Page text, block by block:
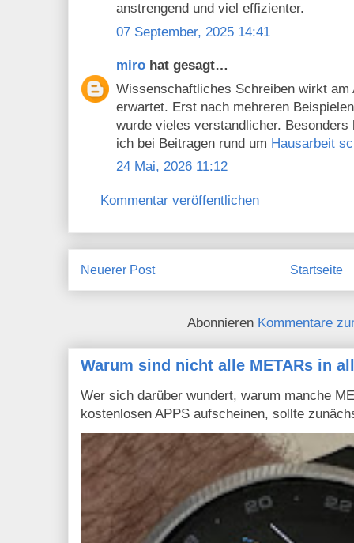
anstrengend und viel effizienter.
07 September, 2025 14:41
miro hat gesagt…
Wissenschaftliches Schreiben wirkt
erwartet. Erst nach mehreren
wurde vieles verstandlicher.
ich bei Beitragen rund um Hausarbeit
24 Mai, 2026 11:12
Kommentar veröffentlichen
Neuerer Post Startseite
Abonnieren Kommentare
Warum sind nicht alle METARs in
Wer sich darüber wundert, warum manche
kostenlosen APPS aufscheinen, sollte